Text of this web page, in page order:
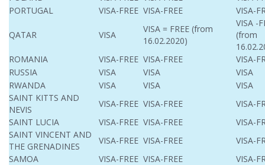
PORTUGAL
VISA-FREE VISA-FREE VISA-
QATAR VISA
VISA = FREE (from
16.02.2020)
VISA -
(from
ROMANIA
VISA-FREE VISA-FREE
VISA-
RUSSIA
VISA VISA
VISA
RWANDA
VISA VISA
VISA
SAINT KITTS AND
NEVIS
VISA-FREE VISA-FREE
VISA-
SAINT LUCIA
VISA-FREE VISA-FREE
VISA-
SAINT VINCENT AND
THE GRENADINES
VISA-FREE VISA-FREE
VISA-
SAMOA
VISA-FREE VISA-FREE
VISA-